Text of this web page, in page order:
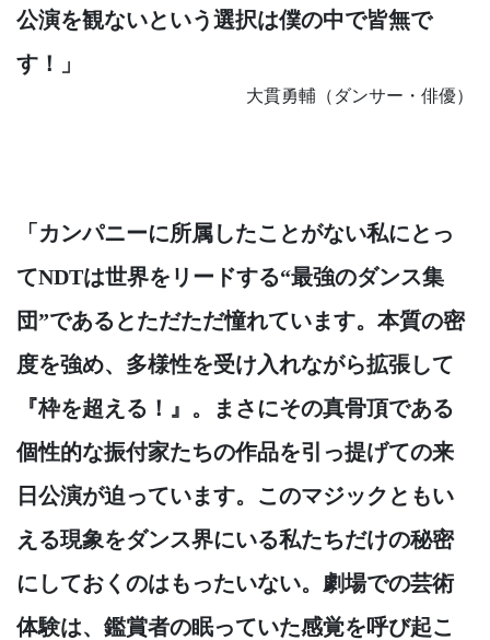
公演を観ないという選択は僕の中で皆無で
す！」
大貫勇輔（ダンサー・俳優）
「カンパニーに所属したことがない私にとっ
てNDTは世界をリードする“最強のダンス集
団”であるとただただ憧れています。本質の密
度を強め、多様性を受け入れながら拡張して
『枠を超える！』。まさにその真骨頂である
個性的な振付家たちの作品を引っ提げての来
日公演が迫っています。このマジックともい
える現象をダンス界にいる私たちだけの秘密
にしておくのはもったいない。劇場での芸術
体験は、鑑賞者の眠っていた感覚を呼び起こ